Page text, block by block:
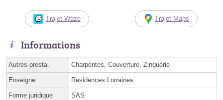
Trajet Waze Trajet Maps
Informations
Autres presta. Charpentes, Couverture, Zinguerie
Enseigne Residences Lorraines
Forme juridique SAS